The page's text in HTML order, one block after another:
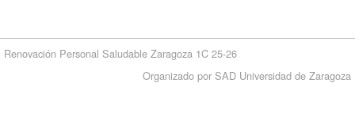
Renovación Personal Saludable Zaragoza 1C 25-26
Organizado por SAD Universidad de Zaragoza